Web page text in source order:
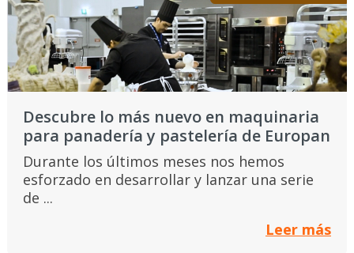
Descubre lo más nuevo en maquinaria
para panadería y pastelería de Europan
Durante los últimos meses nos hemos
esforzado en desarrollar y lanzar una serie
de ...
Leer más